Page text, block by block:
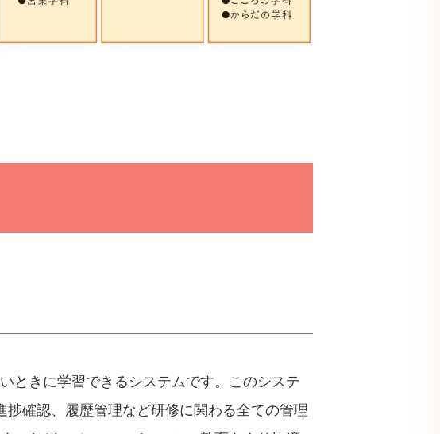
ときに学習できるシステムです。このシステ
確認、履歴管理など研修に関わる全ての管理